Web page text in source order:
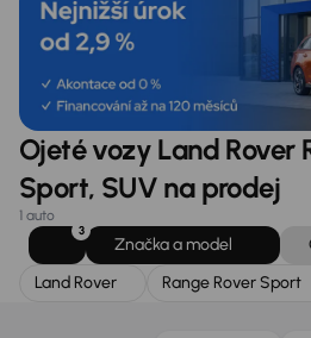
Ojeté vozy Land Rover
Sport, SUV na prodej
1 auto
3
Značka a model
Land Rover
Range Rover Sport